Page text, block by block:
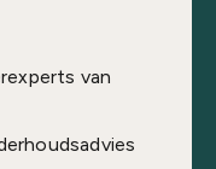
van